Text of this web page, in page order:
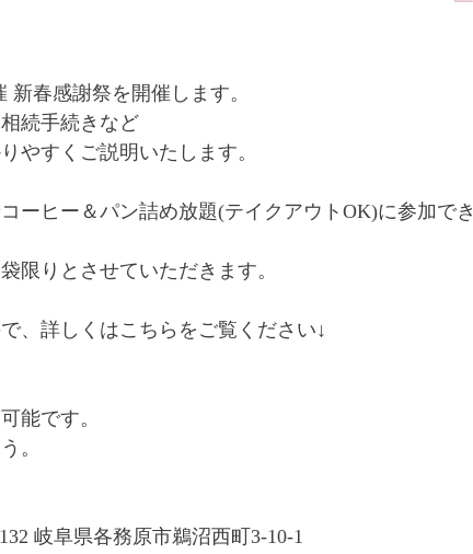
新春感謝祭を開催します。
続手続きなど
やすくご説明いたします。
ーヒー＆パン詰め放題(テイクアウトOK)に参加でき
限りとさせていただきます。
、詳しくはこちらをご覧ください↓
能です。
。
岐阜県各務原市鵜沼西町3-10-1